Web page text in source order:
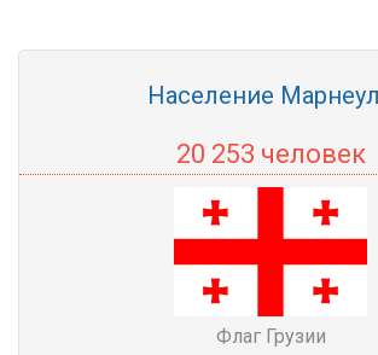
Население
20 253 человек
Флаг Грузии